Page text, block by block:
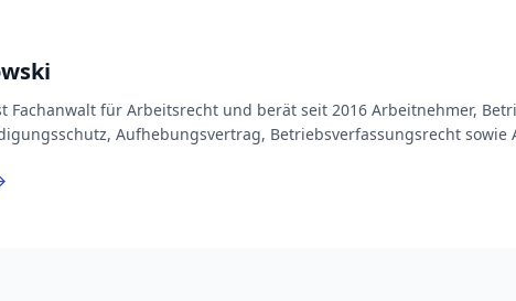
Fachanwalt für Arbeitsrecht und berät seit 2016 Arbeitnehmer,
Aufhebungsvertrag, Betriebsverfassungsrecht